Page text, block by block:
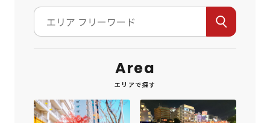
Area
エリアで探す